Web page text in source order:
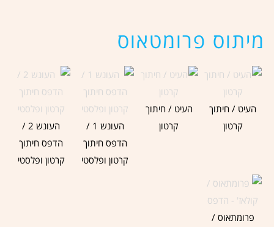
מיתוס פרומטאוס
העיט / חיתוך
קרטון
העיט / חיתוך
קרטון
העונש 1 /
הדפס חיתוך
קרטון ופלסטי
העונש 2 /
הדפס חיתוך
קרטון ופלסטי
פרומתאוס /